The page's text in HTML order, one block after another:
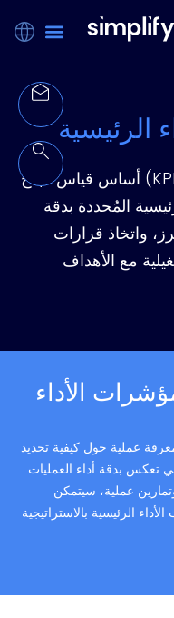
الرئيسية
تُمثل مؤشرات الأداء الرئيسية (KPIs) أساس قياس نجاح
المُحددة بدقة
واتخاذ قرارات
مع الأهداف
الأداء
عملية حول كيفية تحديد
تعكس بدقة أداء العمليات
عملية، سيتمكن
الرئيسية بالاستراتيجية